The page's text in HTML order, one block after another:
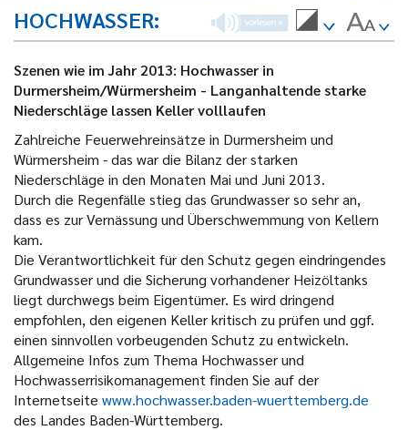
HOCHWASSER
Szenen wie im Jahr 2013: Hochwasser in
Durmersheim/Würmersheim - Langanhaltende starke
Niederschläge lassen Keller volllaufen
Zahlreiche Feuerwehreinsätze in Durmersheim und
Würmersheim - das war die Bilanz der starken
Niederschläge in den Monaten Mai und Juni 2013.
Durch die Regenfälle stieg das Grundwasser so sehr an,
dass es zur Vernässung und Überschwemmung von Kellern
kam.
Die Verantwortlichkeit für den Schutz gegen eindringendes
Grundwasser und die Sicherung vorhandener Heizöltanks
liegt durchwegs beim Eigentümer. Es wird dringend
empfohlen, den eigenen Keller kritisch zu prüfen und ggf.
einen sinnvollen vorbeugenden Schutz zu entwickeln.
Allgemeine Infos zum Thema Hochwasser und
Hochwasserrisikomanagement finden Sie auf der
Internetseite www.hochwasser.baden-wuerttemberg.de
des Landes Baden-Württemberg.